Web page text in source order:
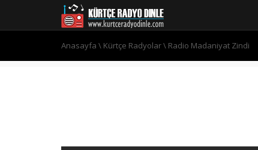
Anasayfa \ Kürtçe Radyolar\ Radio Madaniyat Zindi